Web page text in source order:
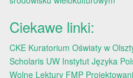
Ciekawe linki:
CKE Kuratorium Oświaty w
Scholaris UW Instytut Języka
Wolne Lektury FMP